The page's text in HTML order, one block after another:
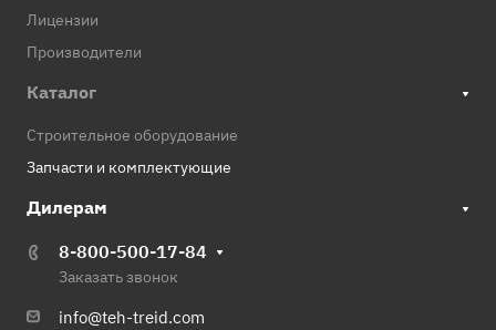
Лицензии
Производители
Каталог
Строительное оборудование
Запчасти и комплектующие
Дилерам
8-800-500-17-84
Заказать звонок
info@teh-treid.com